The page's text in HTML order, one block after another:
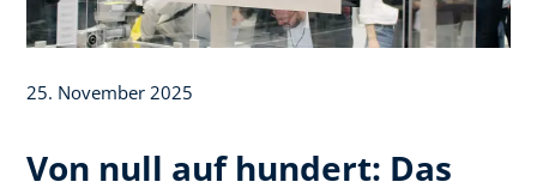
25. November 2025
Von null auf hundert: Das